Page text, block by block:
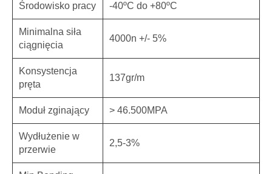
Środowisko pracy -40ºC do +80ºC
Minimalna siła
ciągnięcia
4000n +/- 5%
Konsystencja
pręta
137gr/m
Moduł zginający > 46.500MPA
Wydłużenie w
przerwie
2,5-3%